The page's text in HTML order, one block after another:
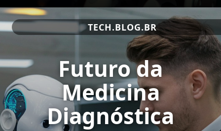
TECH.BLOG.BR
Futuro da
Medicina
Diagnóstica